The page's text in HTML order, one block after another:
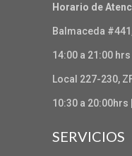
Horario de
Balmaceda
14:00 a 21:00 hrs
Local 227-230,
10:30 a 20:00hrs
SERVICIOS